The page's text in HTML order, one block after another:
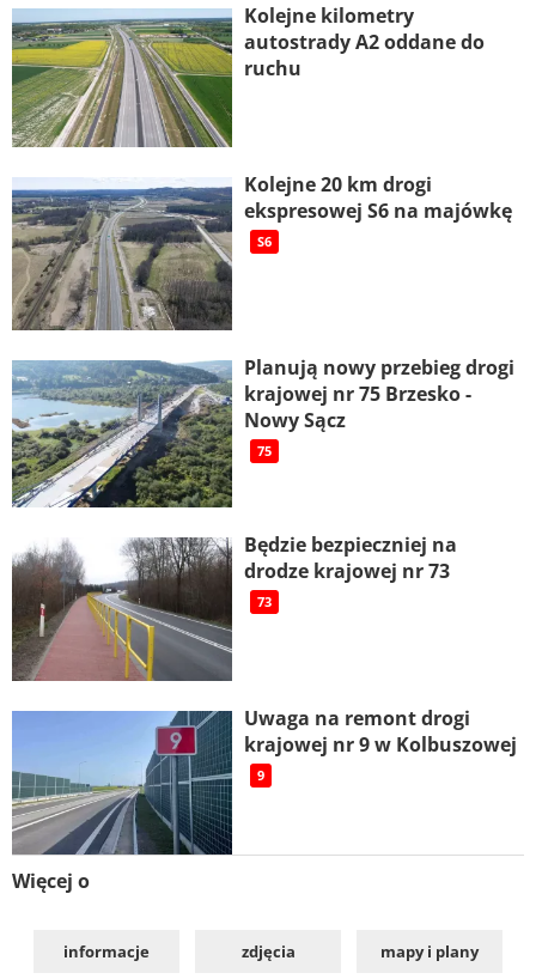
Kolejne kilometry
autostrady A2 oddane do
ruchu
Kolejne 20 km drogi
ekspresowej S6 na majówkę
S6
Planują nowy przebieg drogi
krajowej nr 75 Brzesko -
Nowy Sącz
75
Będzie bezpieczniej na
drodze krajowej nr 73
73
Uwaga na remont drogi
krajowej nr 9 w Kolbuszowej
9
Więcej o
informacje zdjęcia mapy i plany